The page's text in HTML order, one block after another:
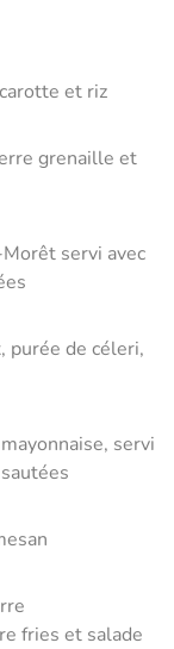
et riz
grenaille et
servi avec
purée de céleri,
servi
fries et salade